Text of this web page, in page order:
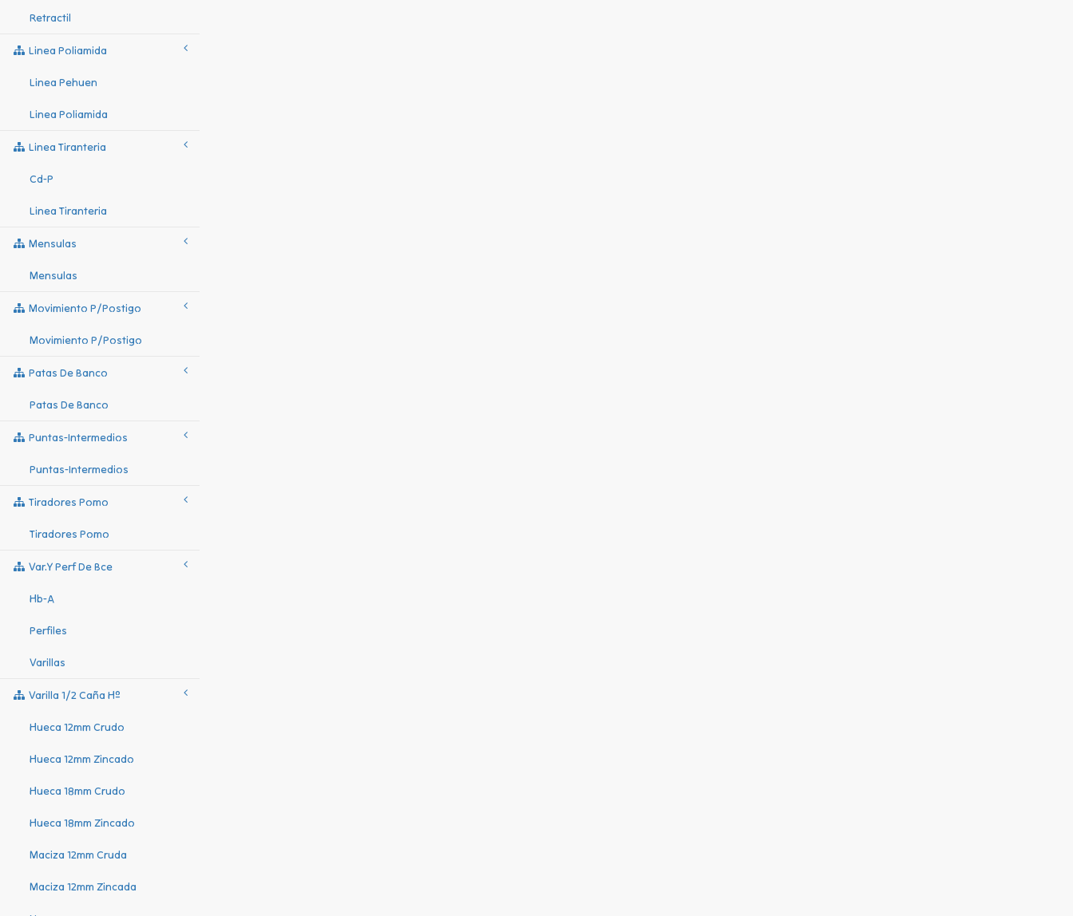
Retractil
Linea Poliamida
Linea Pehuen
Linea Poliamida
Linea Tiranteria
Cd-P
Linea Tiranteria
Mensulas
Mensulas
Movimiento P/postigo
Movimiento P/postigo
Patas De Banco
Patas De Banco
Puntas-Intermedios
Puntas-Intermedios
Tiradores Pomo
Tiradores Pomo
Var.y Perf De Bce
Hb-A
Perfiles
Varillas
Varilla 1/2 Caña Hº
Hueca 12mm Crudo
Hueca 12mm Zincado
Hueca 18mm Crudo
Hueca 18mm Zincado
Maciza 12mm Cruda
Maciza 12mm Zincada